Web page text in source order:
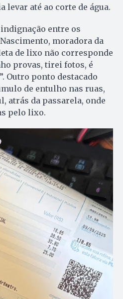
levar até ao corte de água.
entre os
moradora da
de lixo não corresponde
provas, tirei fotos, é
Outro ponto destacado
de entulho nas ruas,
atrás da passarela, onde
pelo lixo.